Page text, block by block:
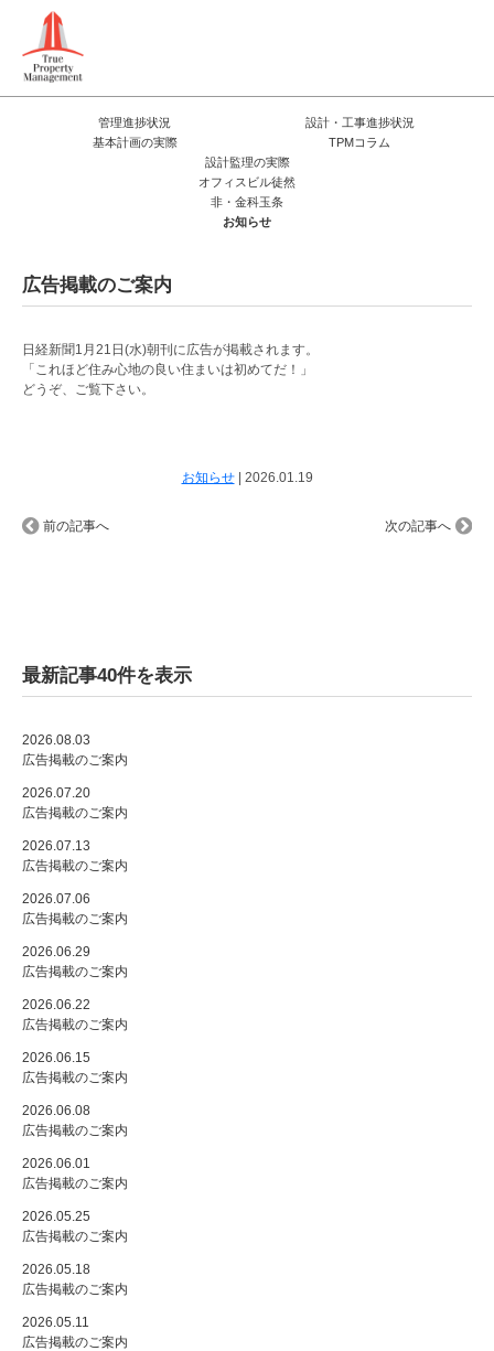
管理進捗状況
設計・工事進捗状況
基本計画の実際
TPMコラム
設計監理の実際
オフィスビル徒然
非・金科玉条
お知らせ
広告掲載のご案内
日経新聞1月21日(水)朝刊に広告が掲載されます。
「これほど住み心地の良い住まいは初めてだ！」
どうぞ、ご覧下さい。
前の記事へ
お知らせ| 2026.01.19
次の記事へ
最新記事40件を表示
2026.08.03
広告掲載のご案内
2026.07.20
広告掲載のご案内
2026.07.13
広告掲載のご案内
2026.07.06
広告掲載のご案内
2026.06.29
広告掲載のご案内
2026.06.22
広告掲載のご案内
2026.06.15
広告掲載のご案内
2026.06.08
広告掲載のご案内
2026.06.01
広告掲載のご案内
2026.05.25
広告掲載のご案内
2026.05.18
広告掲載のご案内
2026.05.11
広告掲載のご案内